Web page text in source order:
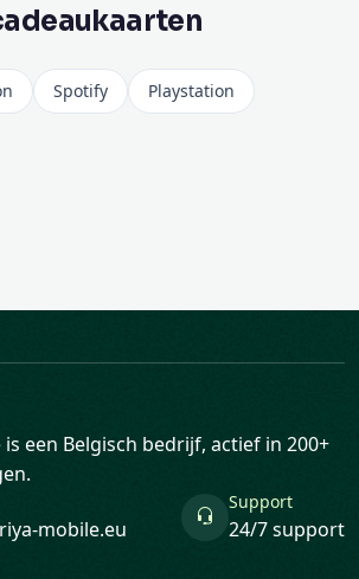
Spotify
Playstation
een Belgisch bedrijf, actief in 200+
mobile.eu
Support
24/7 support